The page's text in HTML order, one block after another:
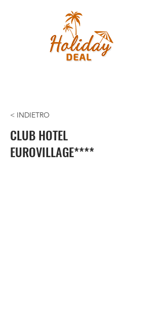
< INDIETRO
CLUB HOTEL
EUROVILLAGE****